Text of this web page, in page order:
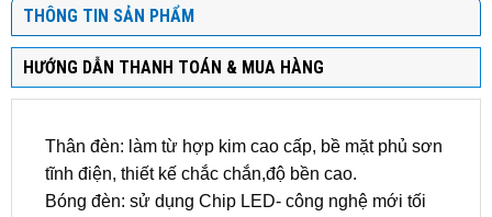
THÔNG TIN SẢN PHẨM
HƯỚNG DẪN THANH TOÁN & MUA HÀNG
Thân đèn: làm từ hợp kim cao cấp, bề mặt phủ sơn
tĩnh điện, thiết kế chắc chắn,độ bền cao.
Bóng đèn: sử dụng Chip LED- công nghệ mới tối